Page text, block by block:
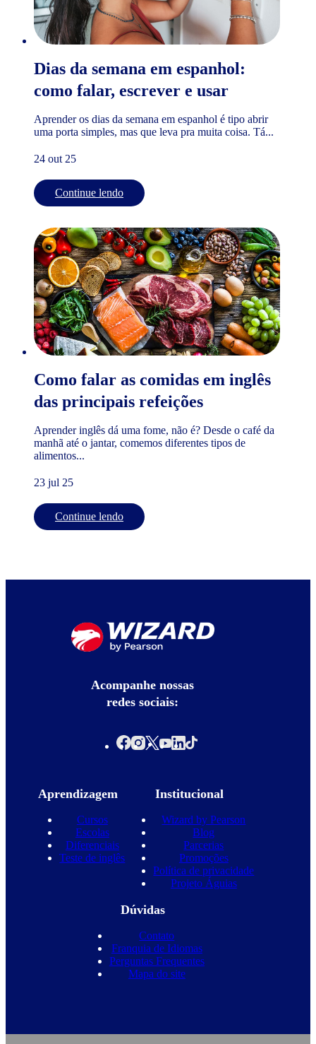
Dias da semana em espanhol:
como falar, escrever e usar
Aprender os dias da semana em espanhol é tipo abrir
uma porta simples, mas que leva pra muita coisa. Tá...
24 out 25
Continue lendo
Como falar as comidas em inglês
das principais refeições
Aprender inglês dá uma fome, não é? Desde o café da
manhã até o jantar, comemos diferentes tipos de
alimentos...
23 jul 25
Continue lendo
Acompanhe nossas
redes sociais:
Aprendizagem
Cursos
Escolas
Diferenciais
Teste de inglês
Institucional
Wizard by Pearson
Blog
Parcerias
Promoções
Política de privacidade
Projeto Águias
Dúvidas
Contato
Franquia de Idiomas
Perguntas Frequentes
Mapa do site